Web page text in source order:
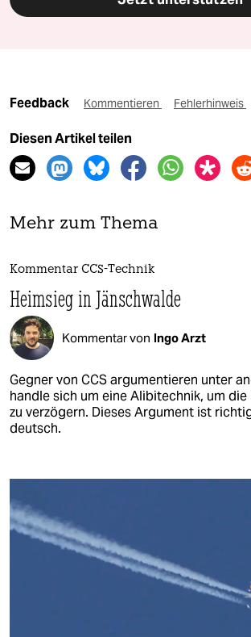
Feedback Kommentieren Fehlerhinweis
Diesen Artikel teilen
Mehr zum Thema
Kommentar CCS-Technik
Heimsieg in Jänschwalde
Kommentar von Ingo Arzt
Gegner von CCS argumentieren unter
handle sich um eine Alibitechnik, um
zu verzögern. Dieses Argument ist
deutsch.